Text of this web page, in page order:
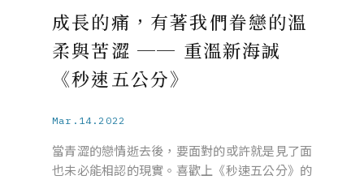
成長的痛，有著我們眷戀的溫
柔與苦澀 ── 重溫新海誠
《秒速五公分》
Mar.14.2022
當青澀的戀情逝去後，要面對的或許就是見了面
也未必能相認的現實。喜歡上《秒速五公分》的